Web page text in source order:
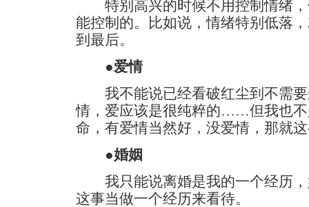
特别高兴的时候不用控制情绪，
能控制的。比如说，情绪特别低落
到最后。
●爱情
我不能说已经看破红尘到不需要
情，爱应该是很纯粹的……但我也不
命，有爱情当然好，没爱情，那就
●婚姻
我只能说离婚是我的一个经历，
这事当做一个经历来看待。